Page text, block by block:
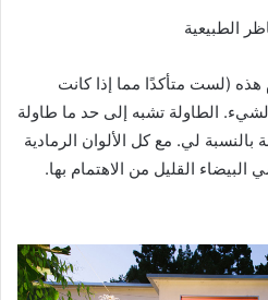
الطبيعية
(لست متأكدًا مما إذا كانت
الطاولة تشبه إلى حد ما طاولة
بالنسبة لي. مع كل الألوان الرمادية
القليل من الاهتمام بها.